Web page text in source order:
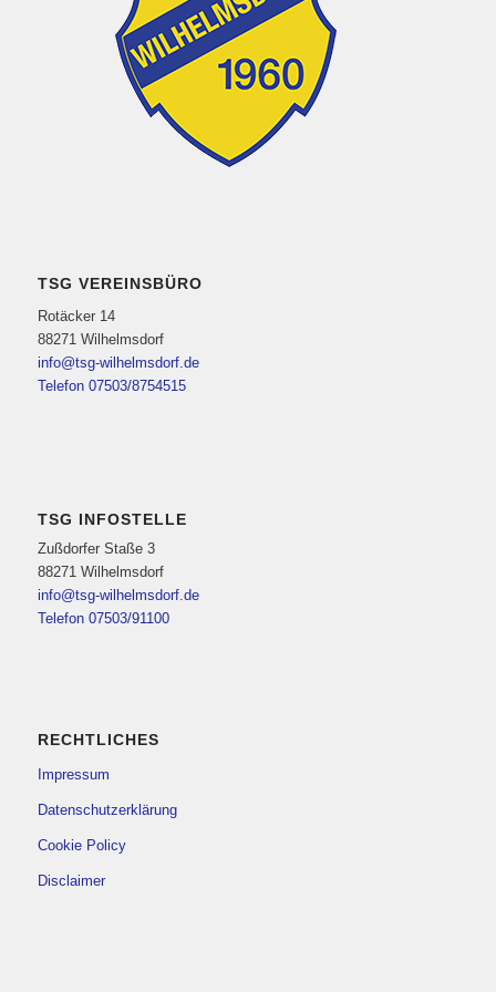
TSG VEREINSBÜRO
Rotäcker 14
88271 Wilhelmsdorf
info@tsg-wilhelmsdorf.de
Telefon 07503/8754515
TSG INFOSTELLE
Zußdorfer Staße 3
88271 Wilhelmsdorf
info@tsg-wilhelmsdorf.de
Telefon 07503/91100
RECHTLICHES
Impressum
Datenschutzerklärung
Cookie Policy
Disclaimer